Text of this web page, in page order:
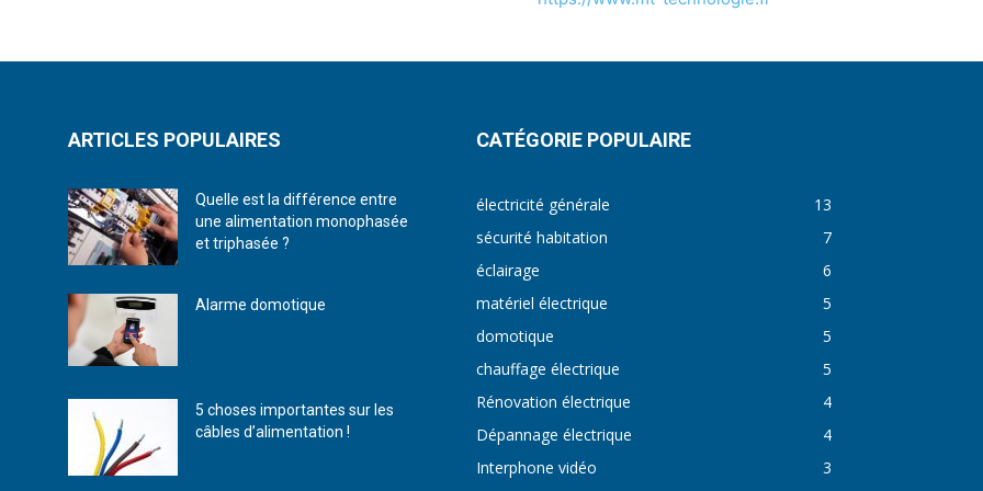
ARTICLES POPULAIRES
Quelle est la différence entre
une alimentation monophasée
et triphasée ?
Alarme domotique
5 choses importantes sur les
câbles d’alimentation !
CATÉGORIE POPULAIRE
électricité générale
13
sécurité habitation
7
éclairage
6
matériel électrique
5
domotique
5
chauffage électrique
5
Rénovation électrique
4
Dépannage électrique
4
Interphone vidéo
3